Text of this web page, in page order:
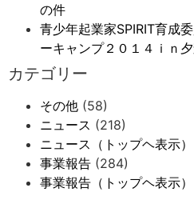
の件
青少年起業家SPIRIT育成
ーキャンプ２０１４ｉｎ
カテゴリー
その他 (58)
ニュース (218)
ニュース（トップヘ表示）
事業報告 (284)
事業報告（トップヘ表示）